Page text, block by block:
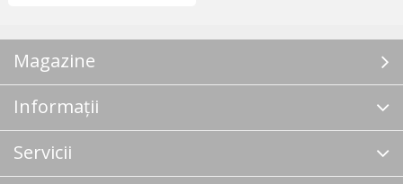
Magazine
Informații
Servicii